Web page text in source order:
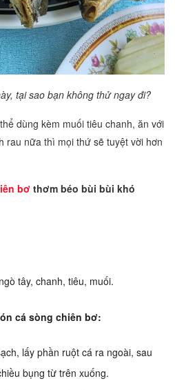
tại sao bạn không thử ngay đi?
dùng kèm muối tiêu chanh, ăn với
rau nữa thì mọi thứ sẽ tuyệt vời hơn
bơ thơm béo bùi bùi khó
tây, chanh, tiêu, muối.
cá sòng chiên bơ:
lấy phần ruột cá ra ngoài, sau
bụng từ trên xuống.